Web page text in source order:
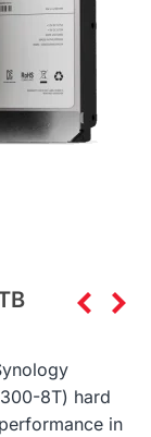
8T) hard
in